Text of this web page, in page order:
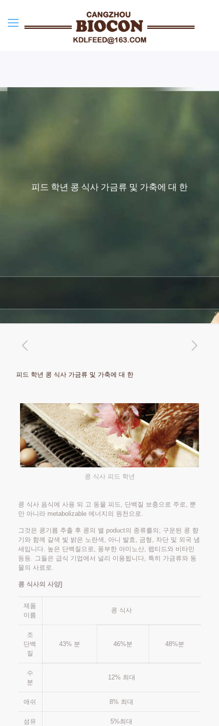
피드 학년 콩 식사 가금류 및 가축에 대 한
피드 학년 콩 식사 가금류 및 가축에 대 한
콩 식사 피드 학년
콩 식사 음식에 사용 되 고 동물 피드, 단백질 보충으로 주로, 뿐
만 아니라 metabolizable 에너지의 원천으로.
그것은 콩기름 추출 후 콩의 별 poduct의 종류를의; 구운된 콩 향
기와 함께 갈색 빛 밝은 노란색, 아니 발효, 금형, 차단 및 외국 냄
새입니다. 높은 단백질으로, 풍부한 아미노산, 펩티드와 비타민
등등. 그들은 급식 기업에서 널리 이용됩니다, 특히 가금류와 동
물의 사료로.
콩 식사의 사양]
제품
이름
콩 식사
조
단백
질
43% 분 46%분 48%분
수
분
12% 최대
애쉬 8% 최대
섬유 5%최대